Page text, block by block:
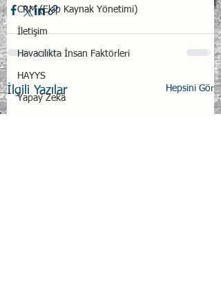
CRM (Ekip Kaynak Yönetimi)
İletişim
Havacılıkta İnsan Faktörleri
HAYYS
Yapay Zekâ
İlgili Yazılar Hepsini Gör